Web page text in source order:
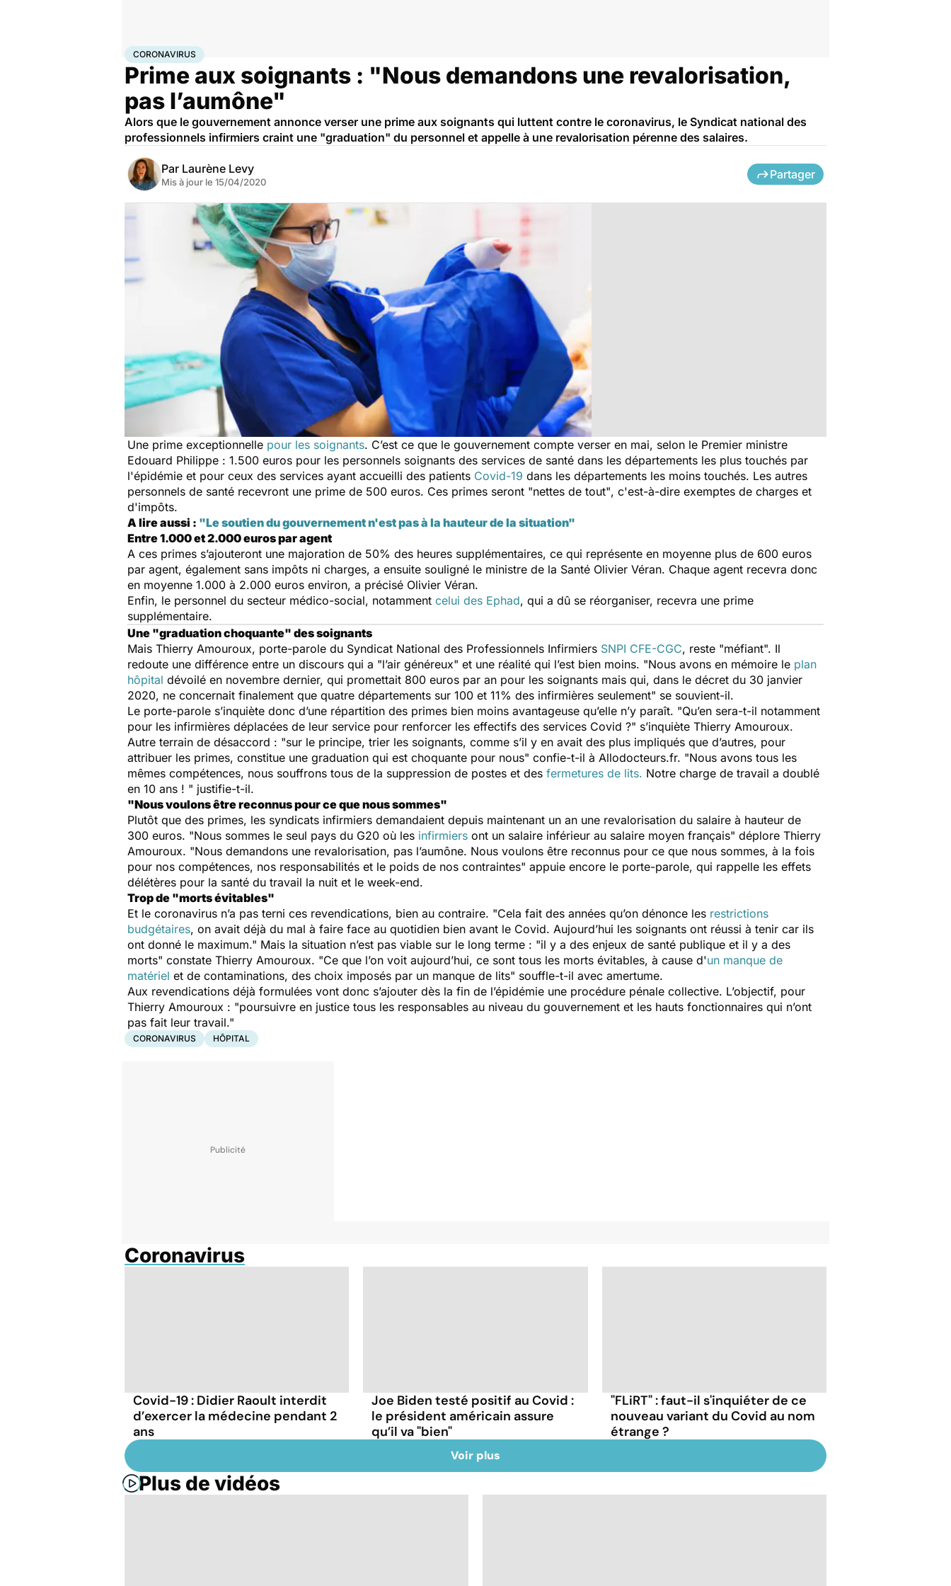
AccueilSantéSociété
CORONAVIRUS
Prime aux soignants : "Nous demandons une revalorisation,
pas l’aumône"
Alors que le gouvernement annonce verser une prime aux soignants qui luttent contre le coronavirus, le Syndicat national des
professionnels infirmiers craint une "graduation" du personnel et appelle à une revalorisation pérenne des salaires.
Par Laurène Levy
Mis à jour le 15/04/2020
Partager
Une prime exceptionnelle pour les soignants. C’est ce que le gouvernement compte verser en mai, selon le Premier ministre
Edouard Philippe : 1.500 euros pour les personnels soignants des services de santé dans les départements les plus touchés par
l'épidémie et pour ceux des services ayant accueilli des patients Covid-19 dans les départements les moins touchés. Les autres
personnels de santé recevront une prime de 500 euros. Ces primes seront "nettes de tout", c'est-à-dire exemptes de charges et
d'impôts.
A lire aussi : "Le soutien du gouvernement n'est pas à la hauteur de la situation"
Entre 1.000 et 2.000 euros par agent
A ces primes s’ajouteront une majoration de 50% des heures supplémentaires, ce qui représente en moyenne plus de 600 euros
par agent, également sans impôts ni charges, a ensuite souligné le ministre de la Santé Olivier Véran. Chaque agent recevra donc
en moyenne 1.000 à 2.000 euros environ, a précisé Olivier Véran.
Enfin, le personnel du secteur médico-social, notamment celui des Ephad, qui a dû se réorganiser, recevra une prime
supplémentaire.
Une "graduation choquante" des soignants
Mais Thierry Amouroux, porte-parole du Syndicat National des Professionnels Infirmiers SNPI CFE-CGC, reste "méfiant". Il
redoute une différence entre un discours qui a "l’air généreux" et une réalité qui l’est bien moins. "Nous avons en mémoire le plan
hôpital dévoilé en novembre dernier, qui promettait 800 euros par an pour les soignants mais qui, dans le décret du 30 janvier
2020, ne concernait finalement que quatre départements sur 100 et 11% des infirmières seulement" se souvient-il.
Le porte-parole s’inquiète donc d’une répartition des primes bien moins avantageuse qu’elle n’y paraît. "Qu’en sera-t-il notamment
pour les infirmières déplacées de leur service pour renforcer les effectifs des services Covid ?" s’inquiète Thierry Amouroux.
Autre terrain de désaccord : "sur le principe, trier les soignants, comme s’il y en avait des plus impliqués que d’autres, pour
attribuer les primes, constitue une graduation qui est choquante pour nous" confie-t-il à Allodocteurs.fr. "Nous avons tous les
mêmes compétences, nous souffrons tous de la suppression de postes et des fermetures de lits. Notre charge de travail a doublé
en 10 ans ! " justifie-t-il.
"Nous voulons être reconnus pour ce que nous sommes"
Plutôt que des primes, les syndicats infirmiers demandaient depuis maintenant un an une revalorisation du salaire à hauteur de
300 euros. "Nous sommes le seul pays du G20 où les infirmiers ont un salaire inférieur au salaire moyen français" déplore Thierry
Amouroux. "Nous demandons une revalorisation, pas l’aumône. Nous voulons être reconnus pour ce que nous sommes, à la fois
pour nos compétences, nos responsabilités et le poids de nos contraintes" appuie encore le porte-parole, qui rappelle les effets
délétères pour la santé du travail la nuit et le week-end.
Trop de "morts évitables"
Et le coronavirus n’a pas terni ces revendications, bien au contraire. "Cela fait des années qu’on dénonce les restrictions
budgétaires, on avait déjà du mal à faire face au quotidien bien avant le Covid. Aujourd’hui les soignants ont réussi à tenir car ils
ont donné le maximum." Mais la situation n’est pas viable sur le long terme : "il y a des enjeux de santé publique et il y a des
morts" constate Thierry Amouroux. "Ce que l’on voit aujourd’hui, ce sont tous les morts évitables, à cause d'un manque de
matériel et de contaminations, des choix imposés par un manque de lits" souffle-t-il avec amertume.
Aux revendications déjà formulées vont donc s’ajouter dès la fin de l’épidémie une procédure pénale collective. L’objectif, pour
Thierry Amouroux : "poursuivre en justice tous les responsables au niveau du gouvernement et les hauts fonctionnaires qui n’ont
pas fait leur travail."
CORONAVIRUS HÔPITAL
Coronavirus
Covid-19 : Didier Raoult interdit
d’exercer la médecine pendant 2
ans
Joe Biden testé positif au Covid :
le président américain assure
qu’il va "bien"
"FLiRT" : faut-il s'inquiéter de ce
nouveau variant du Covid au nom
étrange ?
Voir plus
Plus de vidéos